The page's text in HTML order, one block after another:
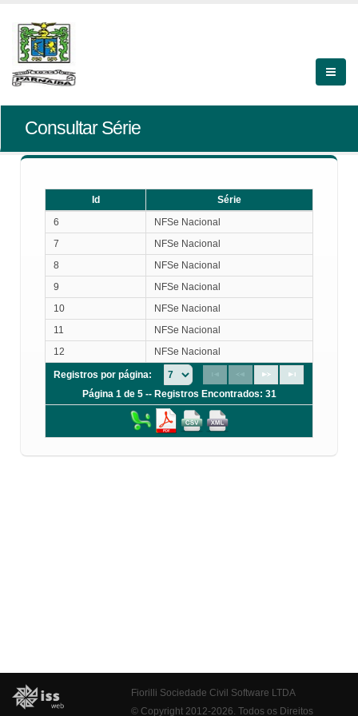
Consultar Série
Id
Série
Série
6
NFSe Nacional
7
NFSe Nacional
8
NFSe Nacional
9
NFSe Nacional
10
NFSe Nacional
11
NFSe Nacional
12
NFSe Nacional
Registros por página:
Página 1 de 5 -- Registros Encontrados: 31
Fiorilli Sociedade Civil Software LTDA
© Copyright 2012-2026. Todos os Direitos